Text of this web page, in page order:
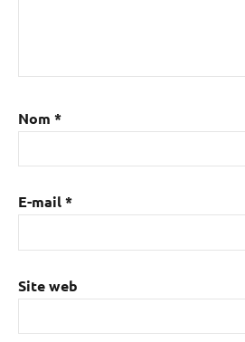
Nom *
E-mail*
Site web